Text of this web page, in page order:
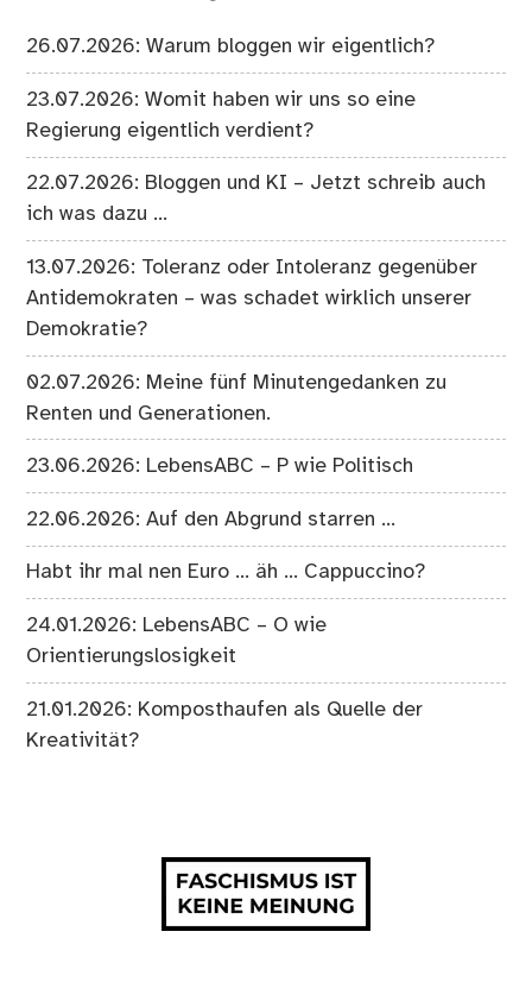
26.07.2026: Warum bloggen wir eigentlich?
23.07.2026: Womit haben wir uns so eine
Regierung eigentlich verdient?
22.07.2026: Bloggen und KI – Jetzt schreib auch
ich was dazu …
13.07.2026: Toleranz oder Intoleranz gegenüber
Antidemokraten – was schadet wirklich unserer
Demokratie?
02.07.2026: Meine fünf Minutengedanken zu
Renten und Generationen.
23.06.2026: LebensABC – P wie Politisch
22.06.2026: Auf den Abgrund starren …
Habt ihr mal nen Euro … äh … Cappuccino?
24.01.2026: LebensABC – O wie
Orientierungslosigkeit
21.01.2026: Komposthaufen als Quelle der
Kreativität?